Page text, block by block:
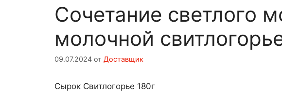
Сочетание светлого
молочной
09.07.2024 от Доставщик
Сырок Свитлогорье 180г